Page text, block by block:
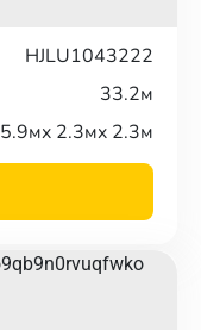
HJLU1043222
33.2м
5.9мx 2.3мx 2.3м